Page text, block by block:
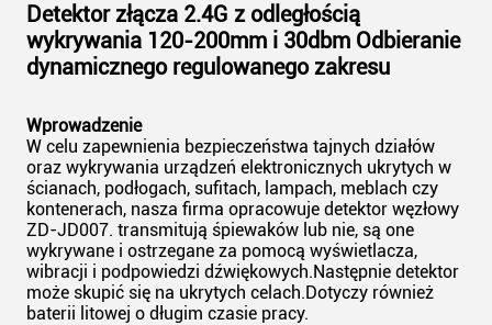
Detektor złącza 2.4G z odległością
wykrywania 120-200mm i 30dbm Odbieranie
dynamicznego regulowanego zakresu
Wprowadzenie
W celu zapewnienia bezpieczeństwa tajnych działów
oraz wykrywania urządzeń elektronicznych ukrytych w
ścianach, podłogach, sufitach, lampach, meblach czy
kontenerach, nasza firma opracowuje detektor węzłowy
ZD-JD007. transmitują śpiewaków lub nie, są one
wykrywane i ostrzegane za pomocą wyświetlacza,
wibracji i podpowiedzi dźwiękowych.Następnie detektor
może skupić się na ukrytych celach.Dotyczy również
baterii litowej o długim czasie pracy.